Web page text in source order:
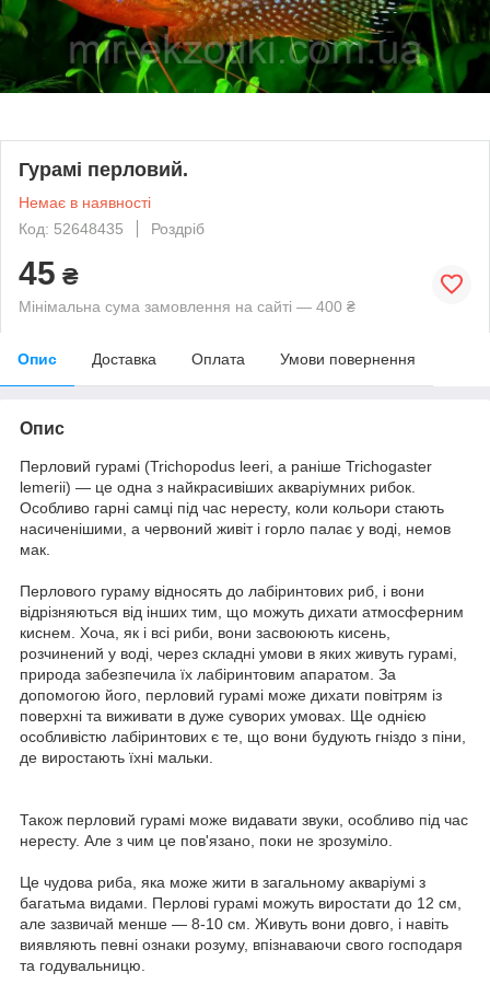
Гурамі перловий.
Немає в наявності
Код: 52648435
Роздріб
45 ₴
Мінімальна сума замовлення на сайті — 400 ₴
Опис Доставка Оплата Умови повернення
Опис
Перловий гурамі (Trichopodus leeri, а раніше Trichogaster
lemerii) — це одна з найкрасивіших акваріумних рибок.
Особливо гарні самці під час нересту, коли кольори стають
насиченішими, а червоний живіт і горло палає у воді, немов
мак.
Перлового гураму відносять до лабіринтових риб, і вони
відрізняються від інших тим, що можуть дихати атмосферним
киснем. Хоча, як і всі риби, вони засвоюють кисень,
розчинений у воді, через складні умови в яких живуть гурамі,
природа забезпечила їх лабіринтовим апаратом. За
допомогою його, перловий гурамі може дихати повітрям із
поверхні та виживати в дуже суворих умовах. Ще однією
особливістю лабіринтових є те, що вони будують гніздо з піни,
де виростають їхні мальки.
Також перловий гурамі може видавати звуки, особливо під час
нересту. Але з чим це пов'язано, поки не зрозуміло.
Це чудова риба, яка може жити в загальному акваріумі з
багатьма видами. Перлові гурамі можуть виростати до 12 см,
але зазвичай менше — 8-10 см. Живуть вони довго, і навіть
виявляють певні ознаки розуму, впізнаваючи свого господаря
та годувальницю.